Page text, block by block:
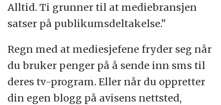
Alltid. Ti grunner til at mediebransjen
satser på publikumsdeltakelse.”
Regn med at mediesjefene fryder seg når
du bruker penger på å sende inn sms til
deres tv-program. Eller når du oppretter
din egen blogg på avisens nettsted,